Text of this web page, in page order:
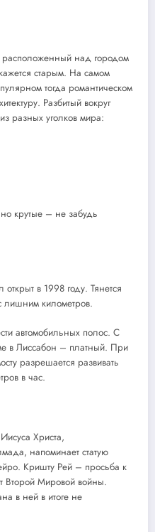
над городом
старым. На самом
тогда романтическом
Разбитый вокруг
разных уголков мира:
крутые – не забудь
в 1998 году. Тянется
лишним километров.
автомобильных полос. С
в Лиссабон – платный. При
разрешается развивать
в час.
Христа,
напоминает статую
Кришту Рей – просьба к
Второй Мировой войны.
в ней в итоге не